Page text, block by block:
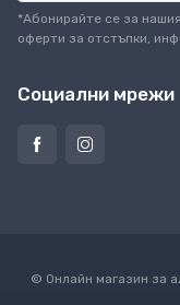
*Абонирайте се за
оферти за отстъпки,
Социални мрежи
© Онлайн магазин за